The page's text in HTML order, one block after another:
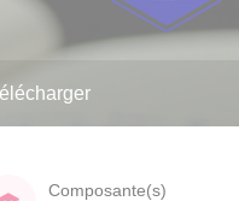
Composante(s)